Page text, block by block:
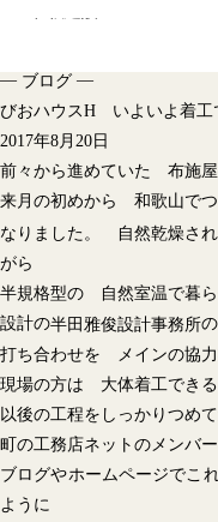
— ブログ —
びおハウスH いよいよ着工
2017年8月20日
前々から進めていた 布施
来月の初めから 和歌山で
なりました。 自然乾燥さ
がら
半規格型の 自然室温で暮ら
設計の半田雅俊設計事務所
打ち合わせを メインの協
現場の方は 大体着工でき
以後の工程をしっかりつめ
町の工務店ネットのメンバ
ブログやホームページでこ
ように